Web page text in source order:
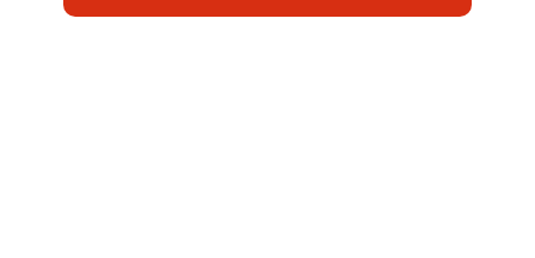
ます。